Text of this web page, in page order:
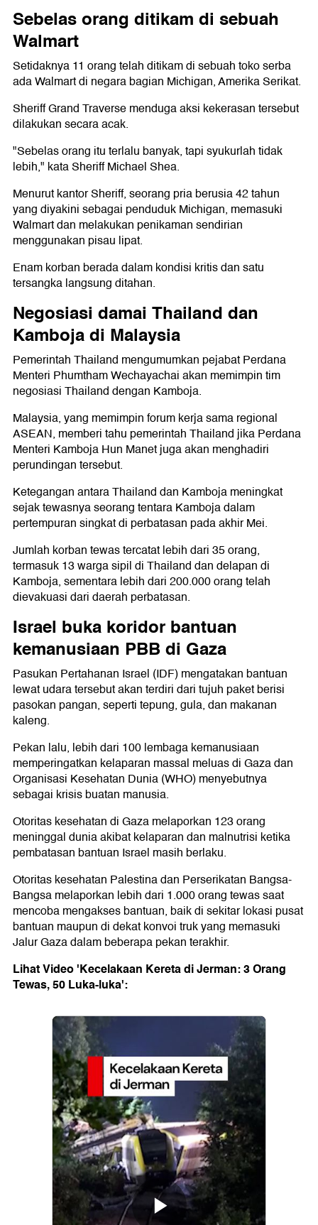
Sebelas orang ditikam di sebuah
Walmart
Setidaknya 11 orang telah ditikam di sebuah toko serba
ada Walmart di negara bagian Michigan, Amerika Serikat.
Sheriff Grand Traverse menduga aksi kekerasan tersebut
dilakukan secara acak.
"Sebelas orang itu terlalu banyak, tapi syukurlah tidak
lebih," kata Sheriff Michael Shea.
Menurut kantor Sheriff, seorang pria berusia 42 tahun
yang diyakini sebagai penduduk Michigan, memasuki
Walmart dan melakukan penikaman sendirian
menggunakan pisau lipat.
Enam korban berada dalam kondisi kritis dan satu
tersangka langsung ditahan.
Negosiasi damai Thailand dan
Kamboja di Malaysia
Pemerintah Thailand mengumumkan pejabat Perdana
Menteri Phumtham Wechayachai akan memimpin tim
negosiasi Thailand dengan Kamboja.
Malaysia, yang memimpin forum kerja sama regional
ASEAN, memberi tahu pemerintah Thailand jika Perdana
Menteri Kamboja Hun Manet juga akan menghadiri
perundingan tersebut.
Ketegangan antara Thailand dan Kamboja meningkat
sejak tewasnya seorang tentara Kamboja dalam
pertempuran singkat di perbatasan pada akhir Mei.
Jumlah korban tewas tercatat lebih dari 35 orang,
termasuk 13 warga sipil di Thailand dan delapan di
Kamboja, sementara lebih dari 200.000 orang telah
dievakuasi dari daerah perbatasan.
Israel buka koridor bantuan
kemanusiaan PBB di Gaza
Pasukan Pertahanan Israel (IDF) mengatakan bantuan
lewat udara tersebut akan terdiri dari tujuh paket berisi
pasokan pangan, seperti tepung, gula, dan makanan
kaleng.
Pekan lalu, lebih dari 100 lembaga kemanusiaan
memperingatkan kelaparan massal meluas di Gaza dan
Organisasi Kesehatan Dunia (WHO) menyebutnya
sebagai krisis buatan manusia.
Otoritas kesehatan di Gaza melaporkan 123 orang
meninggal dunia akibat kelaparan dan malnutrisi ketika
pembatasan bantuan Israel masih berlaku.
Otoritas kesehatan Palestina dan Perserikatan Bangsa-
Bangsa melaporkan lebih dari 1.000 orang tewas saat
mencoba mengakses bantuan, baik di sekitar lokasi pusat
bantuan maupun di dekat konvoi truk yang memasuki
Jalur Gaza dalam beberapa pekan terakhir.
Lihat Video 'Kecelakaan Kereta di Jerman: 3 Orang
Tewas, 50 Luka-luka':